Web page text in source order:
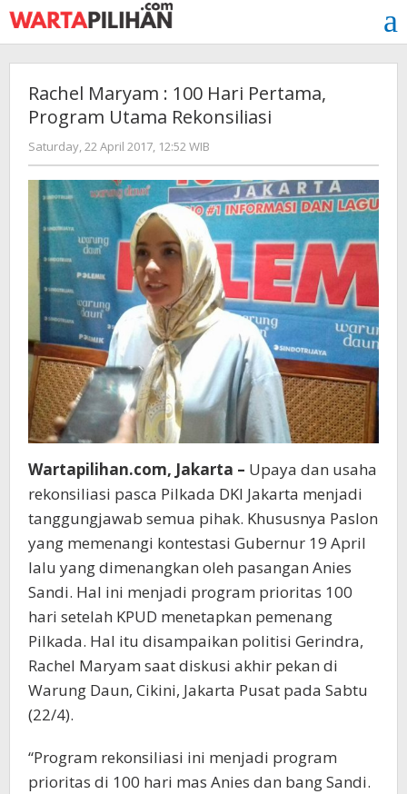
Skip
to
content
Rachel Maryam : 100 Hari Pertama,
Program Utama Rekonsiliasi
Saturday, 22 April 2017, 12:52 WIB
redaksi
Wartapilihan.com, Jakarta – Upaya dan usaha
rekonsiliasi pasca Pilkada DKI Jakarta menjadi
tanggungjawab semua pihak. Khususnya Paslon
yang memenangi kontestasi Gubernur 19 April
lalu yang dimenangkan oleh pasangan Anies
Sandi. Hal ini menjadi program prioritas 100
hari setelah KPUD menetapkan pemenang
Pilkada. Hal itu disampaikan politisi Gerindra,
Rachel Maryam saat diskusi akhir pekan di
Warung Daun, Cikini, Jakarta Pusat pada Sabtu
(22/4).
“Program rekonsiliasi ini menjadi program
prioritas di 100 hari mas Anies dan bang Sandi.